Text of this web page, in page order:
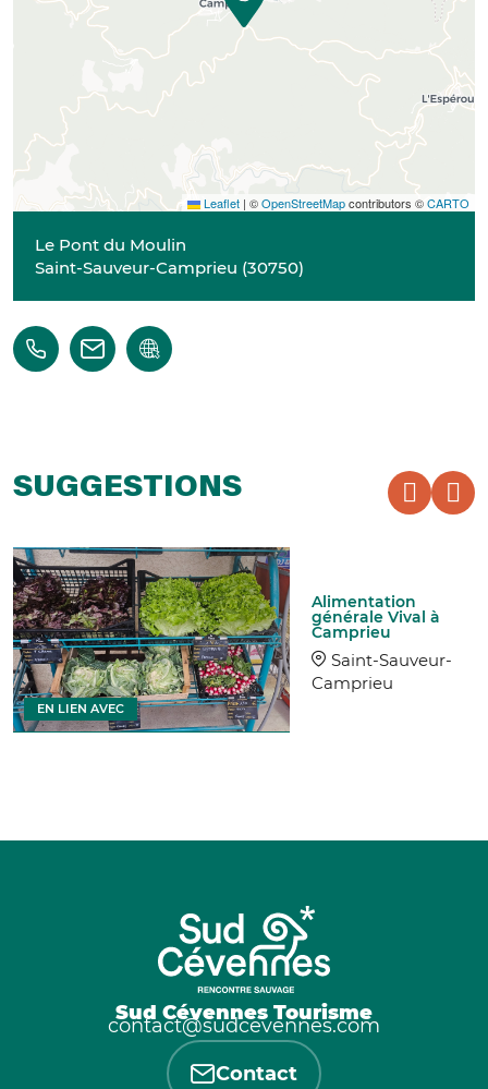
Leaflet | ©OpenStreetMapcontributors ©CARTO
Le Pont du Moulin
Saint-Sauveur-Camprieu (30750)
SUGGESTIONS
Alimentation
générale Vival à
Camprieu
Saint-Sauveur-
Camprieu
EN LIEN AVEC
Sud Cévennes Tourisme
contact@sudcevennes.com
Contact